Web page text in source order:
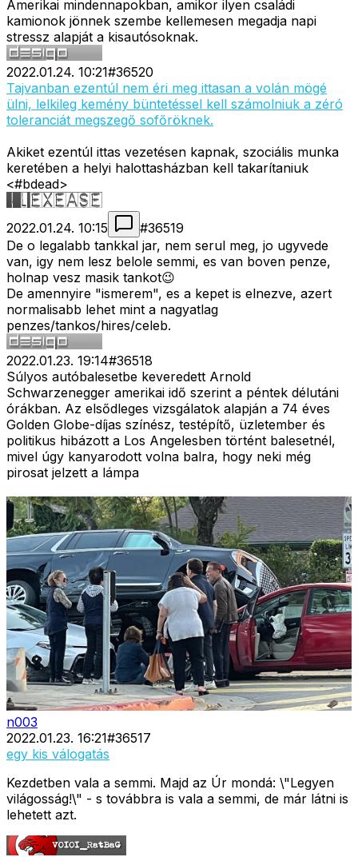
Amerikai mindennapokban, amikor ilyen családi
kamionok jönnek szembe kellemesen megadja napi
stressz alapját a kisautósoknak.
2022.01.24. 10:21#36520
Tajvanban ezentúl nem éri meg ittasan a volán mögé
ülni, lelkileg kemény büntetéssel kell számolniuk a zéró
toleranciát megszegő sofőröknek.
Akiket ezentúl ittas vezetésen kapnak, szociális munka
keretében a helyi halottasházban kell takarítaniuk
<#bdead>
2022.01.24. 10:15 #36519
De o legalabb tankkal jar, nem serul meg, jo ugyvede
van, igy nem lesz belole semmi, es van boven penze,
holnap vesz masik tankot😉
De amennyire "ismerem", es a kepet is elnezve, azert
normalisabb lehet mint a nagyatlag
penzes/tankos/hires/celeb.
2022.01.23. 19:14#36518
Súlyos autóbalesetbe keveredett Arnold
Schwarzenegger amerikai idő szerint a péntek délutáni
órákban. Az elsődleges vizsgálatok alapján a 74 éves
Golden Globe-díjas színész, testépítő, üzletember és
politikus hibázott a Los Angelesben történt balesetnél,
mivel úgy kanyarodott volna balra, hogy neki még
pirosat jelzett a lámpa
n003
2022.01.23. 16:21#36517
egy kis válogatás
Kezdetben vala a semmi. Majd az Úr mondá: \"Legyen
világosság!\" - s továbbra is vala a semmi, de már látni is
lehetett azt.